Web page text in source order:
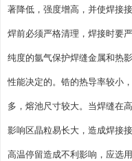
著降低，强度增高，并使焊接
焊前必须严格清理，焊接时要
纯度的氩气保护焊缝金属和热
性能决定的。锆的热导率较小
多，熔池尺寸较大。当焊缝在
影响区晶粒易长大，造成焊接
高温停留造成不利影响，应选